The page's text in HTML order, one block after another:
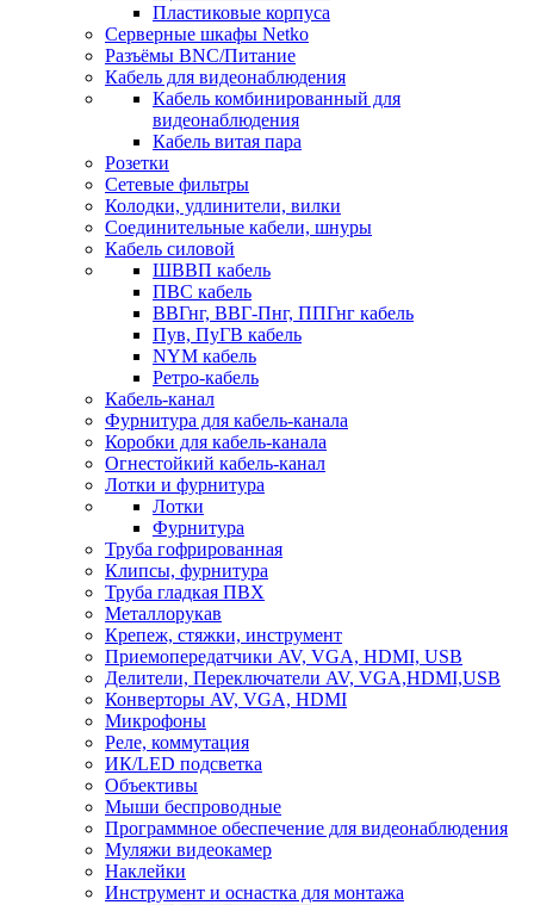
Пластиковые корпуса
Серверные шкафы Netko
Разъёмы BNC/Питание
Кабель для видеонаблюдения
Кабель комбинированный для
видеонаблюдения
Кабель витая пара
Розетки
Сетевые фильтры
Колодки, удлинители, вилки
Соединительные кабели, шнуры
Кабель силовой
ШВВП кабель
ПВС кабель
ВВГнг, ВВГ-Пнг, ППГнг кабель
Пув, ПуГВ кабель
NYM кабель
Ретро-кабель
Кабель-канал
Фурнитура для кабель-канала
Коробки для кабель-канала
Огнестойкий кабель-канал
Лотки и фурнитура
Лотки
Фурнитура
Труба гофрированная
Клипсы, фурнитура
Труба гладкая ПВХ
Металлорукав
Крепеж, стяжки, инструмент
Приемопередатчики AV, VGA, HDMI, USB
Делители, Переключатели AV, VGA,HDMI,USB
Конверторы AV, VGA, HDMI
Микрофоны
Реле, коммутация
ИК/LED подсветка
Объективы
Мыши беспроводные
Программное обеспечение для видеонаблюдения
Муляжи видеокамер
Наклейки
Инструмент и оснастка для монтажа